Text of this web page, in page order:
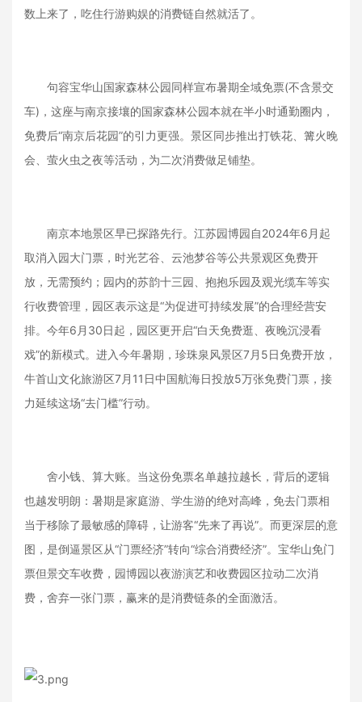
数上来了，吃住行游购娱的消费链自然就活了。
句容宝华山国家森林公园同样宣布暑期全域免票(不含景交
车)，这座与南京接壤的国家森林公园本就在半小时通勤圈内，
免费后“南京后花园”的引力更强。景区同步推出打铁花、篝火晚
会、萤火虫之夜等活动，为二次消费做足铺垫。
南京本地景区早已探路先行。江苏园博园自2024年6月起
取消入园大门票，时光艺谷、云池梦谷等公共景观区免费开
放，无需预约；园内的苏韵十三园、抱抱乐园及观光缆车等实
行收费管理，园区表示这是“为促进可持续发展”的合理经营安
排。今年6月30日起，园区更开启“白天免费逛、夜晚沉浸看
戏”的新模式。进入今年暑期，珍珠泉风景区7月5日免费开放，
牛首山文化旅游区7月11日中国航海日投放5万张免费门票，接
力延续这场“去门槛”行动。
舍小钱、算大账。当这份免票名单越拉越长，背后的逻辑
也越发明朗：暑期是家庭游、学生游的绝对高峰，免去门票相
当于移除了最敏感的障碍，让游客“先来了再说”。而更深层的意
图，是倒逼景区从“门票经济”转向“综合消费经济”。宝华山免门
票但景交车收费，园博园以夜游演艺和收费园区拉动二次消
费，舍弃一张门票，赢来的是消费链条的全面激活。